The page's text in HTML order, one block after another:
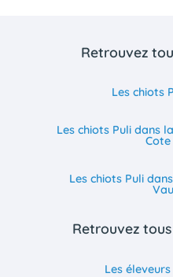
Retrouvez
Les chiots
Les chiots Puli dans
Cote
Les chiots Puli
Retrouvez
Les